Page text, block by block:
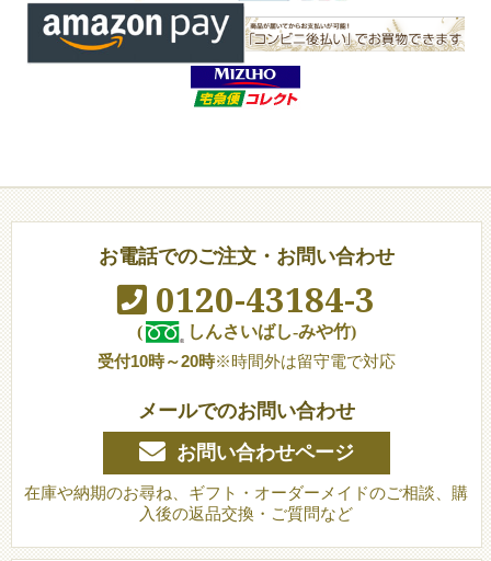
お電話でのご注文・お問い合わせ
0120-43184-3
(
しんさいばし-みや竹)
受付10時～20時※時間外は留守電で対応
メールでのお問い合わせ
お問い合わせページ
在庫や納期のお尋ね、ギフト・オーダーメイドのご相談、購
入後の返品交換・ご質問など